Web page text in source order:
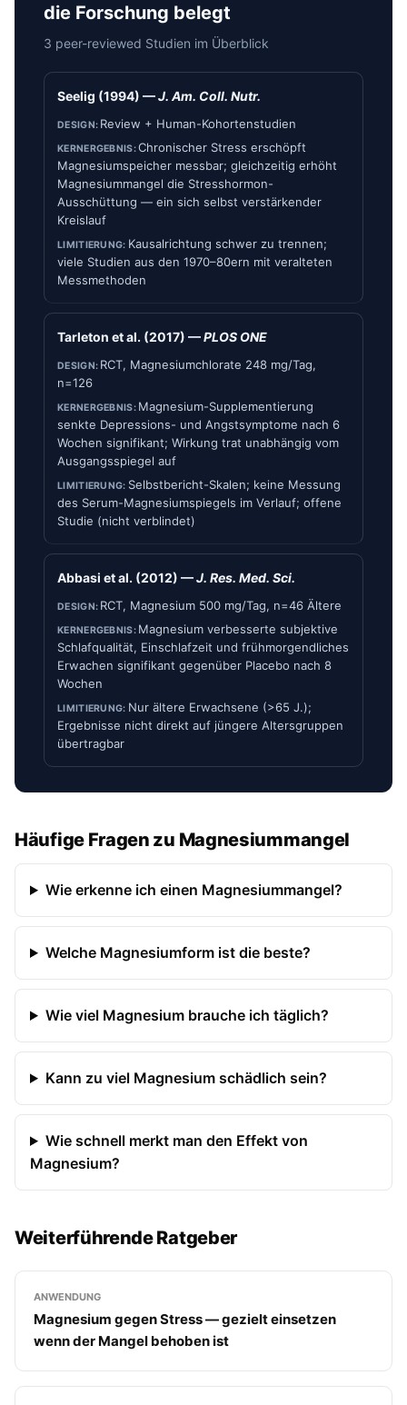
die Forschung belegt
3 peer-reviewed Studien im Überblick
Seelig (1994) —J. Am. Coll. Nutr.
Review + Human-Kohortenstudien
Chronischer Stress erschöpft
Magnesiumspeicher messbar; gleichzeitig erhöht
Magnesiummangel die Stresshormon-
Ausschüttung — ein sich selbst verstärkender
Kreislauf
Kausalrichtung schwer zu trennen;
viele Studien aus den 1970–80ern mit veralteten
Messmethoden
Tarleton et al. (2017) —PLOS ONE
RCT, Magnesiumchlorate 248 mg/Tag,
n=126
Magnesium-Supplementierung
senkte Depressions- und Angstsymptome nach 6
Wochen signifikant; Wirkung trat unabhängig vom
Ausgangsspiegel auf
Selbstbericht-Skalen; keine Messung
des Serum-Magnesiumspiegels im Verlauf; offene
Studie (nicht verblindet)
Abbasi et al. (2012) —J. Res. Med. Sci.
RCT, Magnesium 500 mg/Tag, n=46 Ältere
Magnesium verbesserte subjektive
Schlafqualität, Einschlafzeit und frühmorgendliches
Erwachen signifikant gegenüber Placebo nach 8
Wochen
Nur ältere Erwachsene (>65 J.);
Ergebnisse nicht direkt auf jüngere Altersgruppen
übertragbar
Häufige Fragen zu Magnesiummangel
Wie erkenne ich einen Magnesiummangel?
Welche Magnesiumform ist die beste?
Wie viel Magnesium brauche ich täglich?
Kann zu viel Magnesium schädlich sein?
Wie schnell merkt man den Effekt von
Magnesium?
Weiterführende Ratgeber
ANWENDUNG
Magnesium gegen Stress — gezielt einsetzen
wenn der Mangel behoben ist